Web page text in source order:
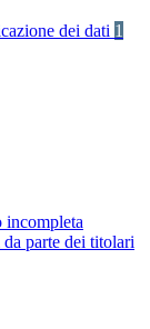
dei dati 1
incompleta
parte dei titolari